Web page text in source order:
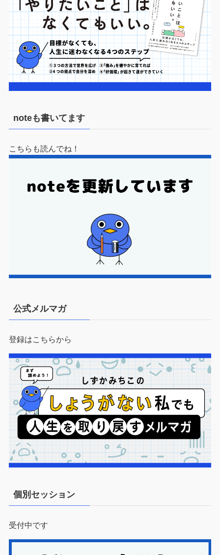
noteも書いてます
こちらも読んでね！
公式メルマガ
登録はこちらから
個別セッション
受付中です